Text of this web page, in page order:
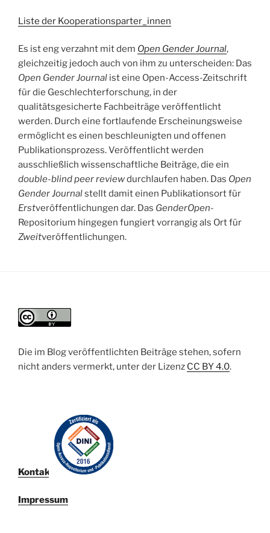
Liste der Kooperationsparter_innen
Es ist eng verzahnt mit dem Open Gender Journal,
gleichzeitig jedoch auch von ihm zu unterscheiden: Das
Open Gender Journal ist eine Open-Access-Zeitschrift
für die Geschlechterforschung, in der
qualitätsgesicherte Fachbeiträge veröffentlicht
werden. Durch eine fortlaufende Erscheinungsweise
ermöglicht es einen beschleunigten und offenen
Publikationsprozess. Veröffentlicht werden
ausschließlich wissenschaftliche Beiträge, die ein
double-blind peer reviewdurchlaufen haben. Das Open
Gender Journalstellt damit einen Publikationsort für
Erstveröffentlichungen dar. Das GenderOpen-
Repositorium hingegen fungiert vorrangig als Ort für
Zweitveröffentlichungen.
Die im Blog veröffentlichten Beiträge stehen, sofern
nicht anders vermerkt, unter der Lizenz CC BY 4.0.
Kontakt
Impressum